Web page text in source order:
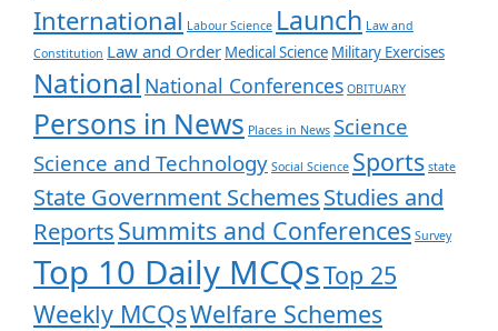
International Labour Science Launch Law and
Constitution Law and Order Medical Science Military Exercises
National National Conferences OBITUARY
Persons in News Places in News Science
Science and Technology Social Science Sports state
State Government SchemesStudies and
ReportsSummits and Conferences Survey
Top 10 Daily MCQsTop 25
Weekly MCQsWelfare Schemes